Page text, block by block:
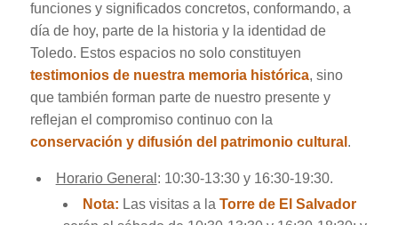
funciones y significados concretos, conformando, a
día de hoy, parte de la historia y la identidad de
Toledo. Estos espacios no solo constituyen
testimonios de nuestra memoria histórica, sino
que también forman parte de nuestro presente y
reflejan el compromiso continuo con la
conservación y difusión del patrimonio cultural .
Horario General : 10:30-13:30 y 16:30-19:30.
Nota: Las visitas a la Torre de El Salvador